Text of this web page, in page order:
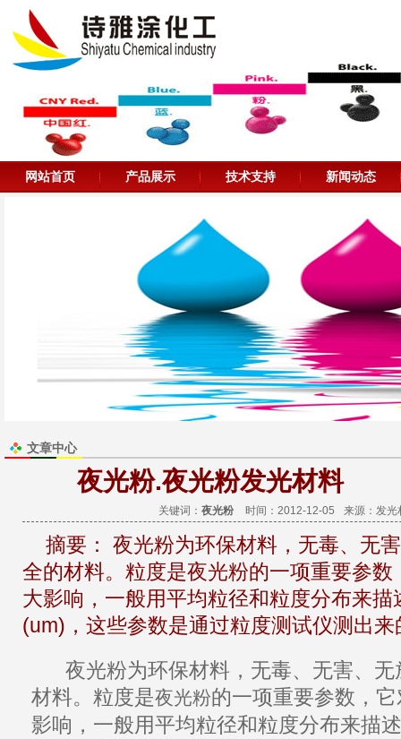
网站首页 产品展示 技术支持 新闻动态
文章中心
夜光粉.夜光粉发光材料
关键词： 夜光粉 时间：2012-12-05 来源： 发光
摘要：
夜光粉为环保材料，无毒、无
全的材料。粒度是夜光粉的一项重要参
大影响，一般用平均粒径和粒度分布来
(um)，这些参数是通过粒度测试仪测出来
夜光粉为环保材料 ，无毒、 无害、
材料。粒度是夜光粉的一项重要参数，
影响，一般用平均粒径和粒度分布来描